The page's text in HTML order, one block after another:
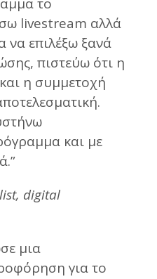
livestream αλλά
να επιλέξω ξανά
πιστεύω ότι η
η συμμετοχή
και με
digital
μια
για το